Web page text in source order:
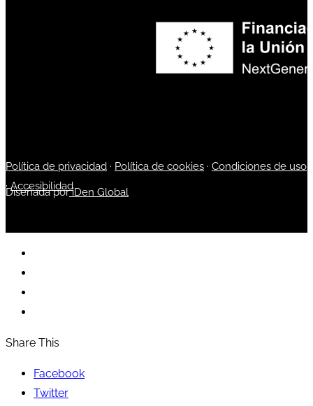
Política de privacidad · Política de cookies · Condiciones de uso
·Accesibilidad
Diseñada poriDen Global
Share This
Facebook
Twitter